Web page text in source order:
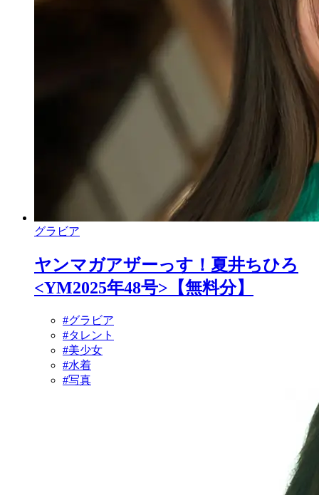
グラビア
ヤンマガアザーっす！夏井ちひろ
<YM2025年48号>【無料分】
#グラビア
#タレント
#美少女
#水着
#写真